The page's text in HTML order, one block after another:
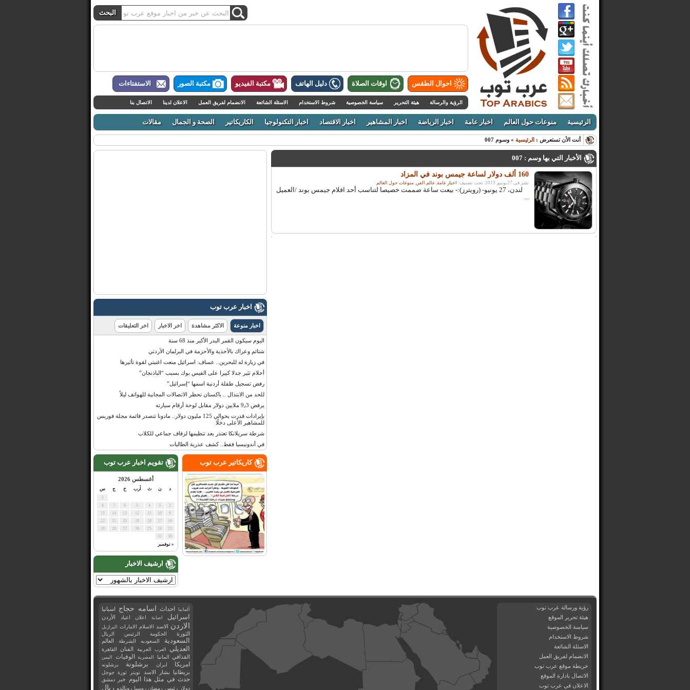
احوال الطقس اوقات الصلاة دليل الهاتف مكتبة الفيديو مكتبة الصور الاستفتاءات
الرؤية والرسالة هيئة التحرير سياسة الخصوصية شروط الاستخدام الاسئلة الشائعة الانضمام لفريق العمل الاعلان لدينا الاتصال بنا
الرئيسية منوعات حول العالم اخبار عامة اخبار الرياضة اخبار المشاهير اخبار الاقتصاد اخبار التكنولوجيا الكاريكاتير الصحة و الجمال مقالات
أنت الأن تستعرض : الرئيسية » وسوم 007
الأخبار التي بها وسم : 007
160 ألف دولار لساعة جيمس بوند في المزاد
نشر فى 27يونيو, 2013. تحت تصنيف: اخبار عامة, عالم الفن, منوعات حول العالم.
لندن، 27 يونيو- (رويترز):- بيعت ساعة صممت خصيصا لتناسب أحد افلام جيمس بوند /العميل
...
اخبار عرب توب
اخبار منوعة الاكثر مشاهدة اخر الاخبار اخر التعليقات
اليوم سيكون القمر البدر الأكبر منذ 68 سنة
شتائم وعراك بالأحذية والأحزمة في البرلمان الأردني
في زيارة له للبحرين.. عساف: اسرائيل منعت اغنيتي لقوة تأثيرها
أحلام تثير جدلا كبيرا على الفيس بوك بسبب “الباذنجان”
رفض تسجيل طفلة أردنية اسمها “إسرائيل”
للحد من الابتذال .. باكستان تحظر الاتصالات المجانية للهواتف ليلاً
يرفض 9٫3 ملايين دولار مقابل لوحة أرقام سيارته
بإيرادات قدرت بحوالي 125 مليون دولار.. مادونا تتصدر قائمة مجلة فوربس
للمشاهير الأعلى دخلًا
شرطة سريلانكا تعتذر بعد تنظيمها لزفاف جماعي للكلاب
في أندونيسيا فقط.. كشف عذرية الطالبات
تقويم اخبار عرب توب
أغسطس 2026
د ن ث أرب خ ج س
« نوفمبر
2
3
4
5
6
7
8
9
10
12
13
14
15
16
17
18
19
20
21
22
23
24
25
26
27
28
29
30
31
ارشيف الاخبار
كاريكاتير عرب توب
رؤية ورسالة عرب توب
هيئة تحرير الموقع
سياسة الخصوصية
شروط الاستخدام
الاسئلة الشائعة
الانضمام لفريق العمل
خريطة موقع عرب توب
الاتصال بادارة الموقع
الاعلان في عرب توب
ألمانيا احداث اسامه حجاج اسبانيا
اسرائيل اصابة اعلان اعياد الأردن
الاردن الاسد الاسلام الامارات البرازيل
الثورة الحكومة الرئيس الريال
السعودية السعوديه الشرطة العالم
العديلي العرب العربية الفنان القاهرة
القذافي المانيا المصرية الوفيات اليمن
امريكا ايران برشلونة برشلونه
بريطانيا بشار الاسد تويتر ثورة جوجل
حدث في مثل هذا اليوم خبر
دمشق
دولار
رئيس رمضان روسيا رونالدو ريال